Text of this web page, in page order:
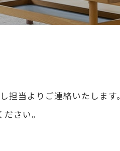
当よりご連絡いたします。
さい。